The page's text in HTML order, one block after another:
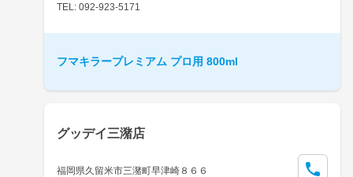
TEL: 092-923-5171
フマキラープレミアム プロ用 800ml
グッデイ三潴店
福岡県久留米市三潴町早津崎８６６